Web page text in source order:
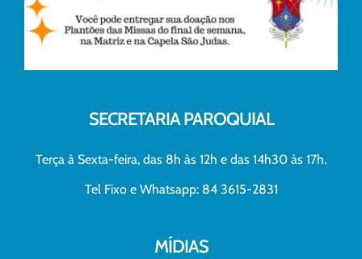
SECRETARIA PAROQUIAL
Terça à Sexta-feira, das 8h às 12h e das 14h30 às 17h.
Tel Fixo e Whatsapp: 84 3615-2831
MÍDIAS